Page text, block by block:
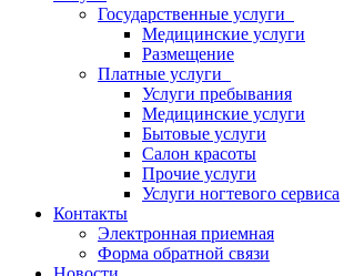
Государственные услуги
Медицинские услуги
Размещение
Платные услуги
Услуги пребывания
Медицинские услуги
Бытовые услуги
Салон красоты
Прочие услуги
Услуги ногтевого сервиса
Контакты
Электронная приемная
Форма обратной связи